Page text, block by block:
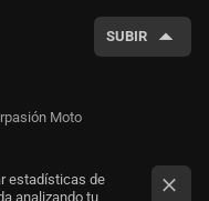
SUBIR
Moto
estadísticas de
analizando tu